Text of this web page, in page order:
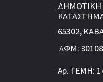
ΔΗΜΟΤΙΚΗ
65302,
ΑΦΜ:
Αρ. ΓΕΜΗ: